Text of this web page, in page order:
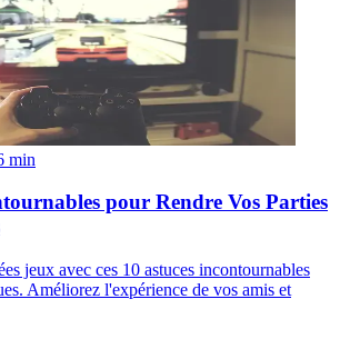
min
pour Rendre Vos Parties
jeux avec ces 10 astuces incontournables
Améliorez l'expérience de vos amis et